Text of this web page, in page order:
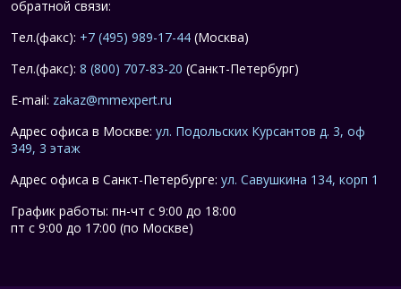
обратной связи:
Тел.(факс): +7 (495) 989-17-44 (Москва)
Тел.(факс): 8 (800) 707-83-20 (Санкт-Петербург)
E-mail: zakaz@mmexpert.ru
Адрес офиса в Москве: ул. Подольских Курсантов д. 3, оф
349, 3 этаж
Адрес офиса в Санкт-Петербурге: ул. Савушкина 134, корп 1
График работы: пн-чт с 9:00 до 18:00
пт с 9:00 до 17:00 (по Москве)